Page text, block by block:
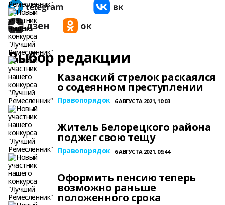
Выбор редакции
Казанский стрелок раскаялся
о содеянном преступлении
Правопорядок 6 АВГУСТА 2021, 10:03
Житель Белорецкого района
поджег свою тещу
Правопорядок 6 АВГУСТА 2021, 09:44
Оформить пенсию теперь
возможно раньше
положенного срока